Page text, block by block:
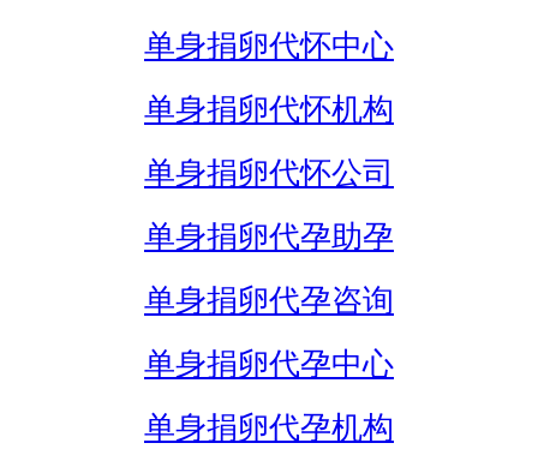
单身捐卵代怀中心
单身捐卵代怀机构
单身捐卵代怀公司
单身捐卵代孕助孕
单身捐卵代孕咨询
单身捐卵代孕中心
单身捐卵代孕机构